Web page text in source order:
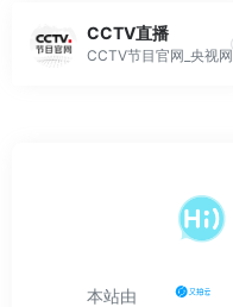
CCTV直播
CCTV节目官网_央视网
本站由